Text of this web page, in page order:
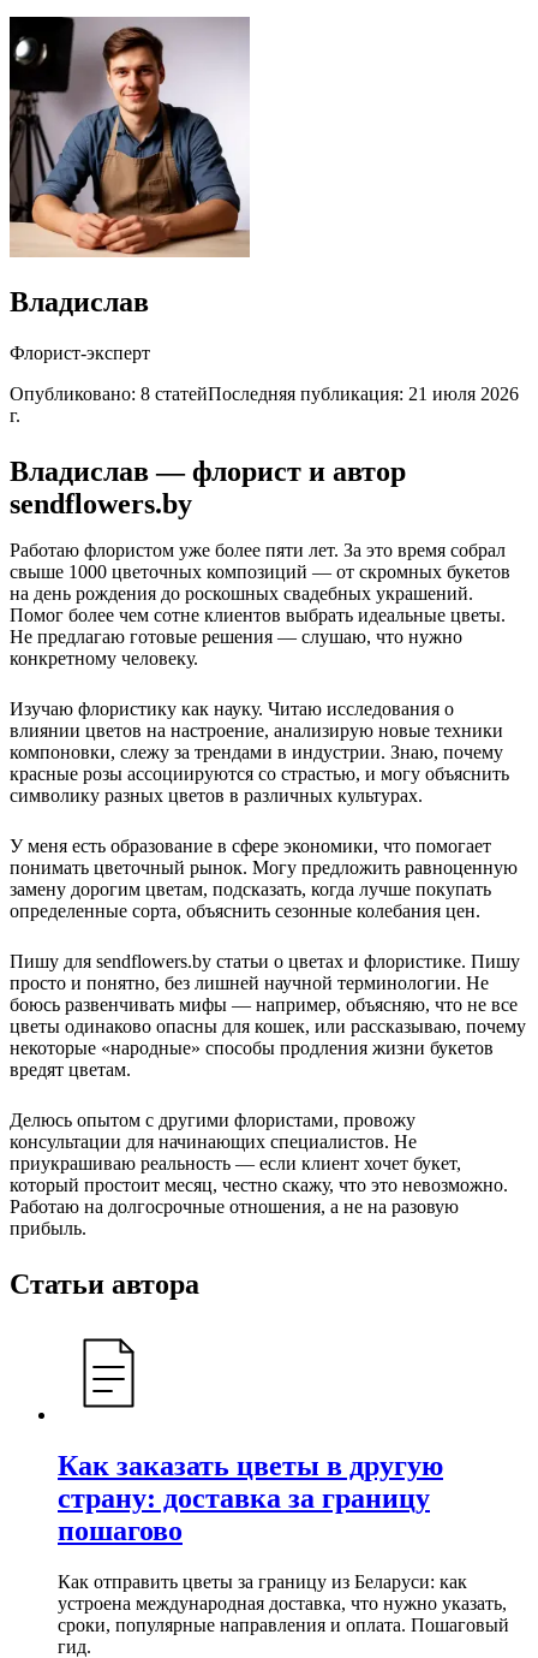
Владислав
Флорист-эксперт
Опубликовано: 8 статейПоследняя публикация: 21 июля 2026
г.
Владислав — флорист и автор
sendflowers.by
Работаю флористом уже более пяти лет. За это время собрал
свыше 1000 цветочных композиций — от скромных букетов
на день рождения до роскошных свадебных украшений.
Помог более чем сотне клиентов выбрать идеальные цветы.
Не предлагаю готовые решения — слушаю, что нужно
конкретному человеку.
Изучаю флористику как науку. Читаю исследования о
влиянии цветов на настроение, анализирую новые техники
компоновки, слежу за трендами в индустрии. Знаю, почему
красные розы ассоциируются со страстью, и могу объяснить
символику разных цветов в различных культурах.
У меня есть образование в сфере экономики, что помогает
понимать цветочный рынок. Могу предложить равноценную
замену дорогим цветам, подсказать, когда лучше покупать
определенные сорта, объяснить сезонные колебания цен.
Пишу для sendflowers.by статьи о цветах и флористике. Пишу
просто и понятно, без лишней научной терминологии. Не
боюсь развенчивать мифы — например, объясняю, что не все
цветы одинаково опасны для кошек, или рассказываю, почему
некоторые «народные» способы продления жизни букетов
вредят цветам.
Делюсь опытом с другими флористами, провожу
консультации для начинающих специалистов. Не
приукрашиваю реальность — если клиент хочет букет,
который простоит месяц, честно скажу, что это невозможно.
Работаю на долгосрочные отношения, а не на разовую
прибыль.
Статьи автора
Как заказать цветы в другую
страну: доставка за границу
пошагово
Как отправить цветы за границу из Беларуси: как
устроена международная доставка, что нужно указать,
сроки, популярные направления и оплата. Пошаговый
гид.